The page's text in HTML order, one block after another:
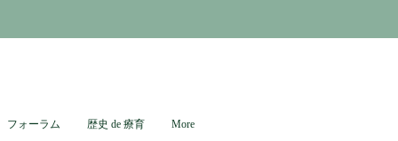
フォーラム 歴史 de 療育 More